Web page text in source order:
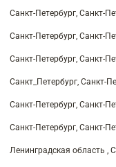
Санкт-Петербург, Санкт-
Санкт-Петербург, Санкт-
Санкт-Петербург, Санкт-
Санкт_Петербург, Санкт-
Санкт-Петербург, Санкт-
Санкт-Петербург, Санкт-
Ленинградская область ,